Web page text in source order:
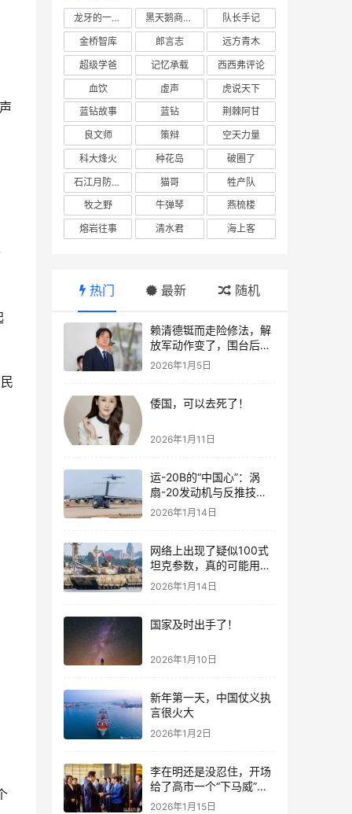
龙牙的一座山 黑天鹅商业情报站
队长手记
金桥智库
郎言志
远方青木
超级学爸
记忆承载
西西弗评论
血饮
虚声
虎说天下
蓝钻故事
蓝钻
荆棘阿甘
良文师
策辩
空天力量
科大烽火
种花岛
破圈了
石江月防务观察
猫哥
牲产队
牧之野
牛弹琴
燕梳楼
熔岩往事
清水君 海上客
热门 最新 随机
赖清德铤而走险修法，解
放军动作变了，围台后的
“真正杀招”曝光
2026年1月5日
倭国，可以去死了！
2026年1月11日
运-20B的“中国心”：涡
扇-20发动机与反推技术
大突破！
2026年1月14日
网络上出现了疑似100式
坦克参数，真的可能用了
钛合金装甲！
2026年1月14日
国家及时出手了！
2026年1月10日
新年第一天，中国仗义执
言很火大
2026年1月2日
李在明还是没忍住，开场
给了高市一个“下马威”，
还特意提到中国
2026年1月15日